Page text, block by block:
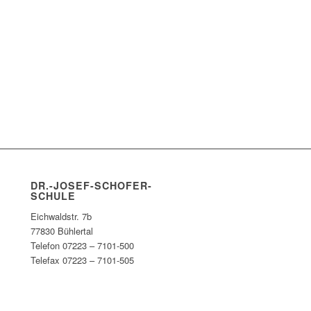
DR.-JOSEF-SCHOFER-
SCHULE
Eichwaldstr. 7b
77830 Bühlertal
Telefon 07223 – 7101-500
Telefax 07223 – 7101-505